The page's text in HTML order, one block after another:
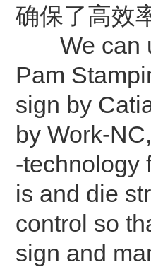
确保了高效
We can
Pam
sign by
by Work-
-technology
is and die
control so
sign and